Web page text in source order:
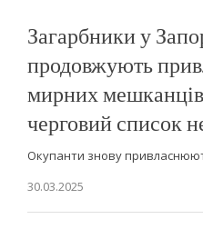
Загарбники у
продовжують
мирних
черговий список
Окупанти знову
30.03.2025